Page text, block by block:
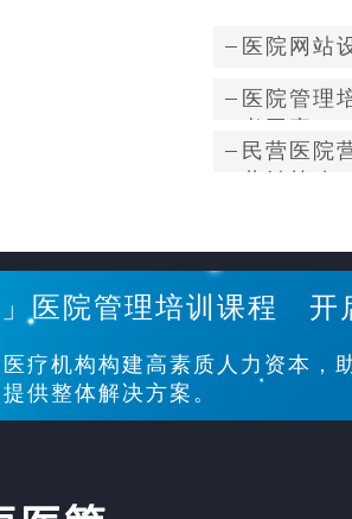
医院网站
医院管理
考因素？
民营医院
营销策略
」医院管理培训课程 开
疗机构构建高素质人力资本，
供整体解决方案。